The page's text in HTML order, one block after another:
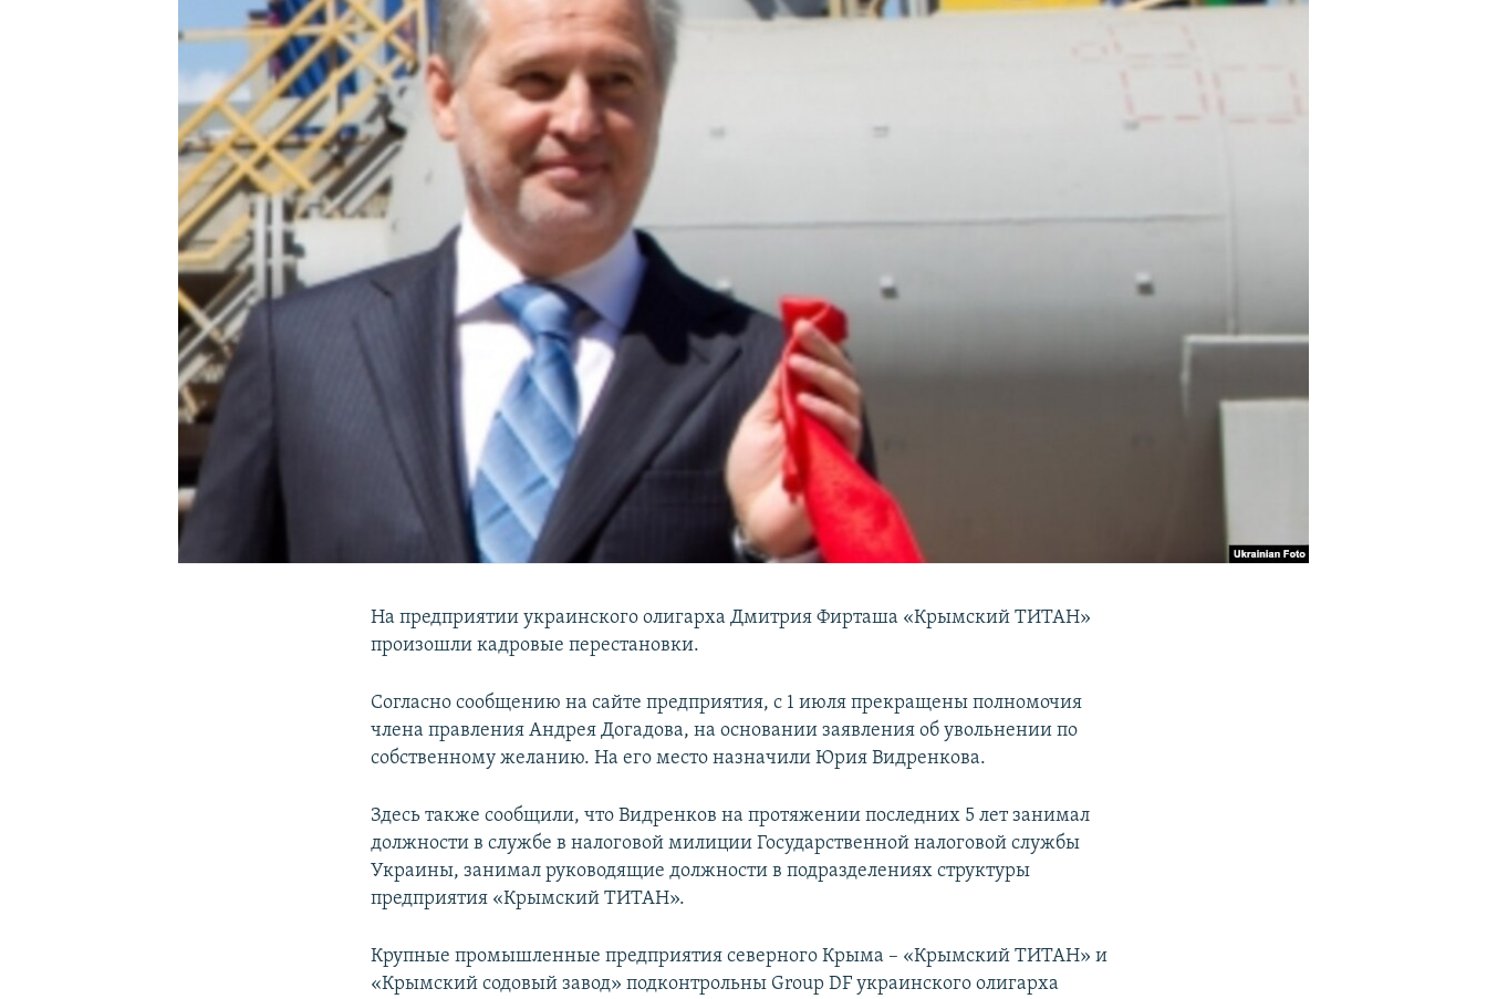
КРЫМ.НЕПОКОРЕННЫЙ
УКРАИНСКАЯ ПРОБЛЕМА КРЫМА
На предприятии украинского олигарха Дмитрия Фирташа «Крымский ТИТАН»
произошли кадровые перестановки.
Согласно сообщению на сайте предприятия, с 1 июля прекращены полномочия
члена правления Андрея Догадова, на основании заявления об увольнении по
собственному желанию. На его место назначили Юрия Видренкова.
Здесь также сообщили, что Видренков на протяжении последних 5 лет занимал
должности в службе в налоговой милиции Государственной налоговой службы
Украины, занимал руководящие должности в подразделениях структуры
предприятия «Крымский ТИТАН».
Крупные промышленные предприятия северного Крыма – «Крымский ТИТАН» и
«Крымский содовый завод» подконтрольны Group DF украинского олигарха